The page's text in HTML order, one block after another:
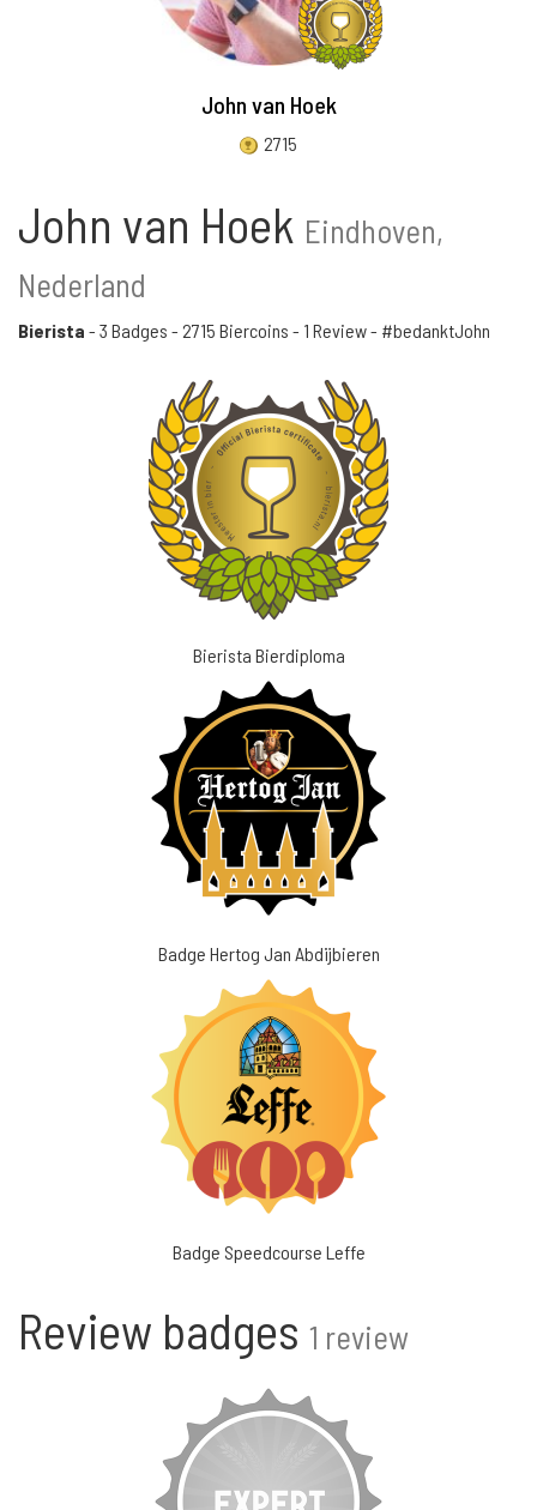
John van Hoek
2715
John van Hoek Eindhoven,
Nederland
Bierista - 3 Badges - 2715 Biercoins - 1 Review- #bedanktJohn
Bierista Bierdiploma
Badge Hertog Jan Abdijbieren
Badge Speedcourse Leffe
Review badges 1 review